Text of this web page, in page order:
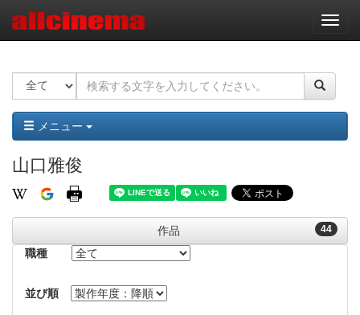
ナ
ビ
ー
ョ
ン
メニュー
山口雅俊
44
作品
職種
並び順